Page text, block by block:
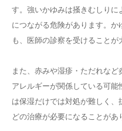
す。強いかゆみは掻きむしり
につながる危険があります。
も、医師の診察を受けることが
また、赤みや湿疹・ただれな
アレルギーが関係している可
は保湿だけでは対処が難しく
どの治療が必要になることがあ